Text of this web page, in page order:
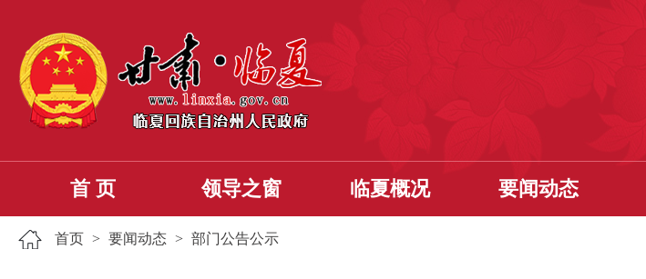
首 页 领导之窗 临夏概况 要闻动态
首页 > 要闻动态 > 部门公告公示